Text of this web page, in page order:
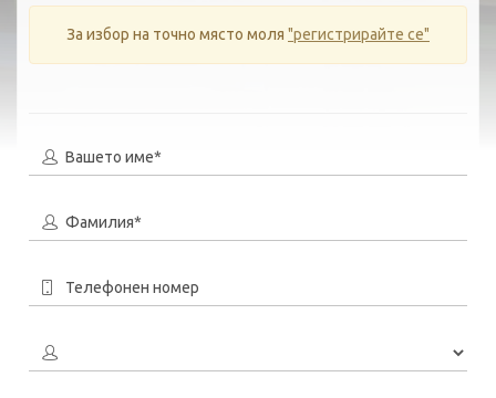
За избор на точно място моля "регистрирайте се"
Вашето име*
Фамилия*
Телефонен номер